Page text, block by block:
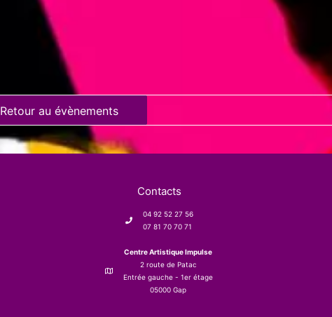
Retour au évènements
Contacts
04 92 52 27 56
07 81 70 70 71
Centre Artistique Impulse
2 route de Patac
Entrée gauche - 1er étage
05000 Gap